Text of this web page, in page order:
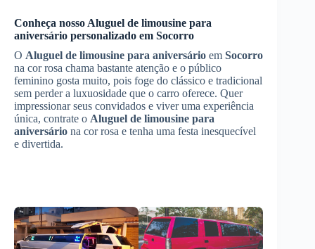
Conheça nosso Aluguel de limousine para
aniversário personalizado em Socorro
O Aluguel de limousine para aniversário em Socorro
na cor rosa chama bastante atenção e o público
feminino gosta muito, pois foge do clássico e tradicional
sem perder a luxuosidade que o carro oferece. Quer
impressionar seus convidados e viver uma experiência
única, contrate o Aluguel de limousine para
aniversário na cor rosa e tenha uma festa inesquecível
e divertida.